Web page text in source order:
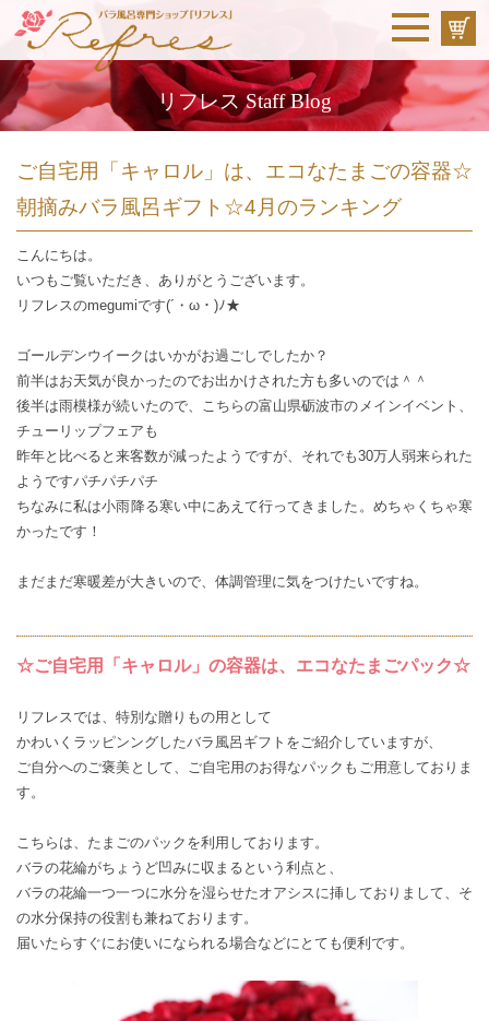
リフレス Staff Blog
ご自宅用「キャロル」は、エコなたまごの容器☆
朝摘みバラ風呂ギフト☆4月のランキング
こんにちは。
いつもご覧いただき、ありがとうございます。
リフレスのmegumiです(´・ω・)ﾉ★
ゴールデンウイークはいかがお過ごしでしたか？
前半はお天気が良かったのでお出かけされた方も多いのでは＾＾
後半は雨模様が続いたので、こちらの富山県砺波市のメインイベント、
チューリップフェアも
昨年と比べると来客数が減ったようですが、それでも30万人弱来られた
ようですパチパチパチ
ちなみに私は小雨降る寒い中にあえて行ってきました。めちゃくちゃ寒
かったです！
まだまだ寒暖差が大きいので、体調管理に気をつけたいですね。
☆ご自宅用「キャロル」の容器は、エコなたまごパック☆
リフレスでは、特別な贈りもの用として
かわいくラッピンングしたバラ風呂ギフトをご紹介していますが、
ご自分へのご褒美として、ご自宅用のお得なパックもご用意しておりま
す。
こちらは、たまごのパックを利用しております。
バラの花綸がちょうど凹みに収まるという利点と、
バラの花綸一つ一つに水分を湿らせたオアシスに挿しておりまして、そ
の水分保持の役割も兼ねております。
届いたらすぐにお使いになられる場合などにとても便利です。